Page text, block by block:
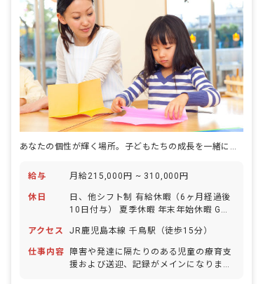
あなたの個性が輝く場所。子どもたちの成長を一緒に見守りませんか？
給与 月給215,000円 ~ 310,000円
休日
日、他シフト制 有給休暇（6ヶ月経過後
10日付与） 夏季休暇 年末年始休暇 GW
護・看護休暇 ※年間休日125日
アクセス JR鹿児島本線 千鳥駅（徒歩15分）
仕事内容
障害や発達に隔たりのある児童の療育支
援および送迎、記録がメインになりま